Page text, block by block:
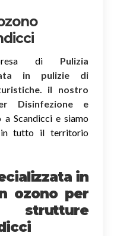
di Pulizia
in pulizie di
il nostro
Disinfezione e
Scandicci e siamo
in tutto il territorio
in
ozono per
strutture